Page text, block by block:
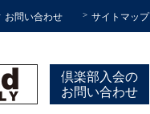
お問い合わせ サイトマップ
倶楽部入会の
お問い合わせ